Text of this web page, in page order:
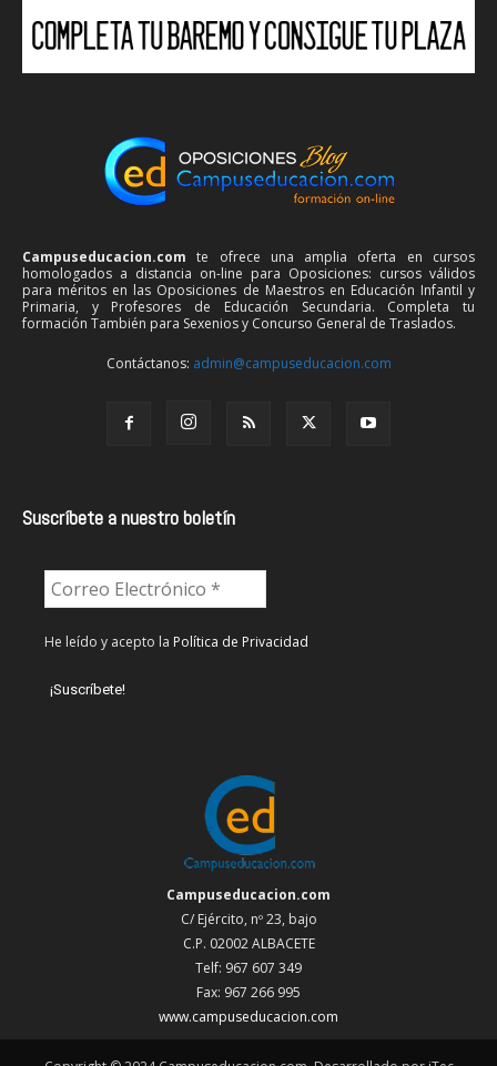
Campuseducacion.com te ofrece una amplia oferta en cursos
homologados a distancia on-line para Oposiciones: cursos válidos
para méritos en las Oposiciones de Maestros en Educación Infantil y
Primaria, y Profesores de Educación Secundaria. Completa tu
formación También para Sexenios y Concurso General de Traslados.
Contáctanos: admin@campuseducacion.com
Suscríbete a nuestro boletín
He leído y acepto la Política de Privacidad
Campuseducacion.com
C/ Ejército, nº 23, bajo
C.P. 02002 ALBACETE
Telf: 967 607 349
Fax: 967 266 995
www.campuseducacion.com